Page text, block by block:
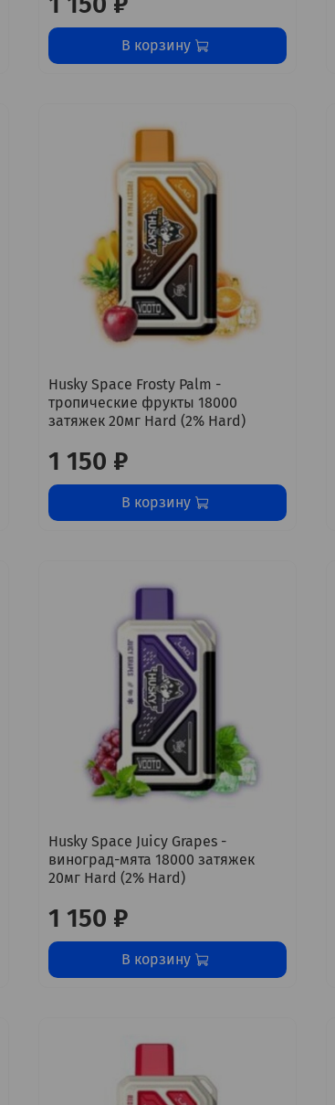
В корзину
Husky Space Frosty Palm -
тропические фрукты 18000
затяжек 20мг Hard (2% Hard)
1 150 ₽
В корзину
Husky Space Juicy Grapes -
виноград-мята 18000 затяжек
20мг Hard (2% Hard)
1 150 ₽
В корзину